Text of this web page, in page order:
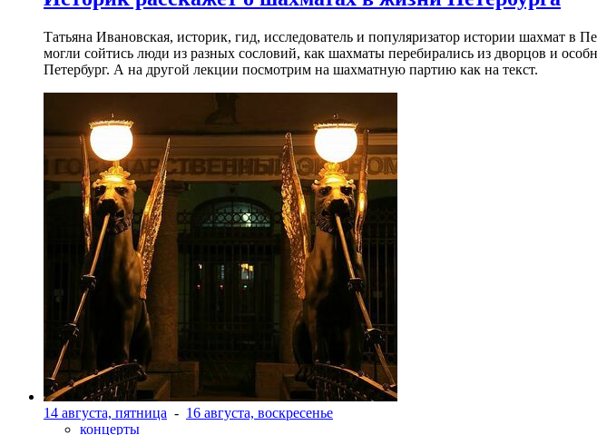
Татьяна Ивановская, историк, гид, исследователь и популяризатор истории шахмат в
могли сойтись люди из разных сословий, как шахматы перебирались из дворцов и
Петербург. А на другой лекции посмотрим на шахматную партию как на текст.
14 августа, пятница - 16 августа, воскресенье
концерты